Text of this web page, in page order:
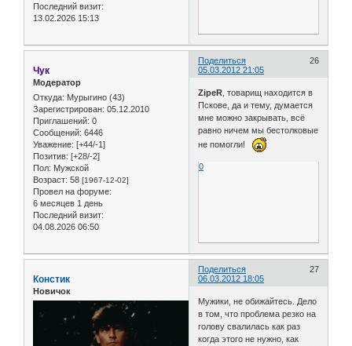
Последний визит:
13.02.2026 15:13
Поделиться
26
05.03.2012 21:05
Чук
Модератор
Откуда: Мурыгино (43)
Зарегистрирован: 05.12.2010
Приглашений: 0
Сообщений: 6446
Уважение: [+44/-1]
Позитив: [+28/-2]
Пол: Мужской
Возраст: 58 [1967-12-02]
Провел на форуме:
6 месяцев 1 день
Последний визит:
04.08.2026 06:50
ZipeR , товарищ находится в
Пскове, да и тему, думается
мне можно закрывать, всё
равно ничем мы бестолковые
не помогли!
0
Поделиться
27
06.03.2012 18:05
Констик
Новичок
Мужики, не обижайтесь. Дело
в том, что проблема резко на
голову свалилась как раз
когда этого не нужно, как